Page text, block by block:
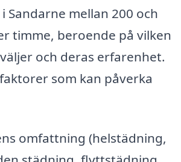
Sandarne mellan 200 och
timme, beroende på vilken
och deras erfarenhet.
som kan påverka
omfattning (helstädning,